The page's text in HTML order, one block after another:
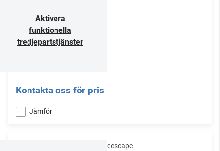
Aktivera
funktionella
tredjepartstjänster
Kontakta oss för pris
Jämför
Kaleidescape